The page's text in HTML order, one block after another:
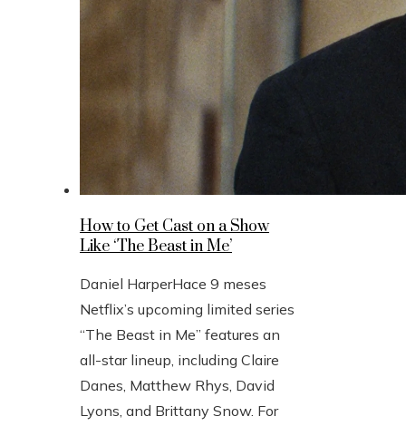
How to Get Cast on a Show
Like ‘The Beast in Me’
Daniel HarperHace 9 meses
Netflix’s upcoming limited series
“The Beast in Me” features an
all-star lineup, including Claire
Danes, Matthew Rhys, David
Lyons, and Brittany Snow. For